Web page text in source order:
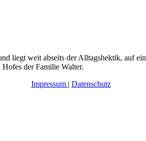
liegt weit abseits der Alltagshektik, auf
der Familie Walter.
Impressum | Datenschutz